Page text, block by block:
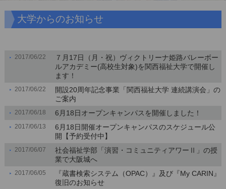
大学からのお知らせ
2017/06/22
７月17日（月・祝）ヴィクトリーナ姫路バレーボー
ルアカデミー(高校生対象)を関西福祉大学で開催し
ます！
2017/06/22
開設20周年記念事業「関西福祉大学 連続講演会」の
ご案内
2017/06/18 6月18日オープンキャンパスを開催しました！
2017/06/13
6月18日開催オープンキャンパスのスケジュール公
開【予約受付中】
2017/06/07
社会福祉学部「演習・コミュニティアワーⅡ」の授
業で大阪城へ
2017/06/05
『蔵書検索システム（OPAC）』及び『My CARIN』
復旧のお知らせ